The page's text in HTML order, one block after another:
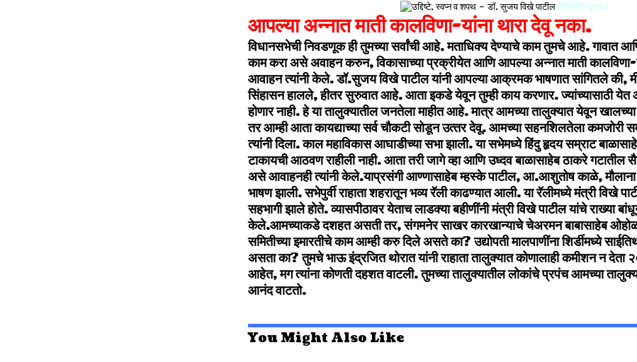
(संग्रहित दृश्य.)
आपल्‍या अन्‍नात माती कालविणा-यांना थारा देवू नका.
विधानसभेची निवडणूक ही तुमच्‍या सर्वांची आहे. मताधिक्‍य देण्‍याचे काम तुमचे आहे. गावात
काम करा असे अवाहन करुन, विकासाच्‍या प्रक्रीयेत आणि आपल्‍या अन्‍नात माती
आवाहन त्‍यांनी केले.डॉ.सुजय विखे पाटील यांनी आपल्‍या आक्रमक भाषणात सांगितले की,
सिंहासन हालले, हीतर सुरुवात आहे. आता इकडे येवून तुम्‍ही काय करणार. ज्‍यांच्‍यासाठी येत
होणार नाही. हे या तालुक्‍यातील जनतेला माहीत आहे. मात्र आमच्‍या तालुक्यात येवून
तर आम्‍ही आता कायद्याच्‍या सर्व चौकटी सोडून उत्‍तर देवू. आमच्‍या सहनशिलतेला कमजोरी
त्‍यांनी दिला. काल महाविकास आघाडीच्‍या सभा झाली. या सभेमध्‍ये हिंदु हृदय सम्राट
टाकायची आठवण राहीली नाही. आता तरी जागे व्‍हा आणि उध्‍दव बाळासाहेब ठाकरे गटातील
असे आवाहनही त्‍यांनी केले.याप्रसंगी आण्‍णासाहेब म्‍हस्‍के पाटील, आ.आशुतोष काळे,
भाषण झाली. सभेपुर्वी राहाता शहरातून भव्‍य रॅली काढण्‍यात आली. या रॅलीमध्‍ये मंत्री विखे
सहभागी झाले होते. व्‍यासपीठावर येताच लाडक्‍या बहीणींनी मंत्री विखे पाटील यांचे राख्‍या
केले.आमच्‍याकडे दशहत असती तर, संगमनेर साखर कारखान्‍याचे चेअरमन बाबासाहेब ओहोळ
समितीच्‍या इमारतीचे काम आम्‍ही करु दिले असते का? उद्योपती मालपाणींना शिर्डीमध्‍ये
असता का? तुमचे भाऊ इंद्रजित थोरात यांनी राहाता तालुक्‍यात कोणालाही कमीशन न देता
आहेत, मग त्‍यांना कोणती दहशत वाटली. तुमच्‍या तालुक्‍यातील लोकांचे प्रपंच आमच्‍या
आनंद वाटतो.
You Might Also Like